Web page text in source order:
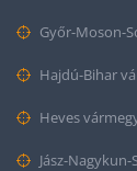
Győr-Moson-
Hajdú-Bihar
Heves
Jász-